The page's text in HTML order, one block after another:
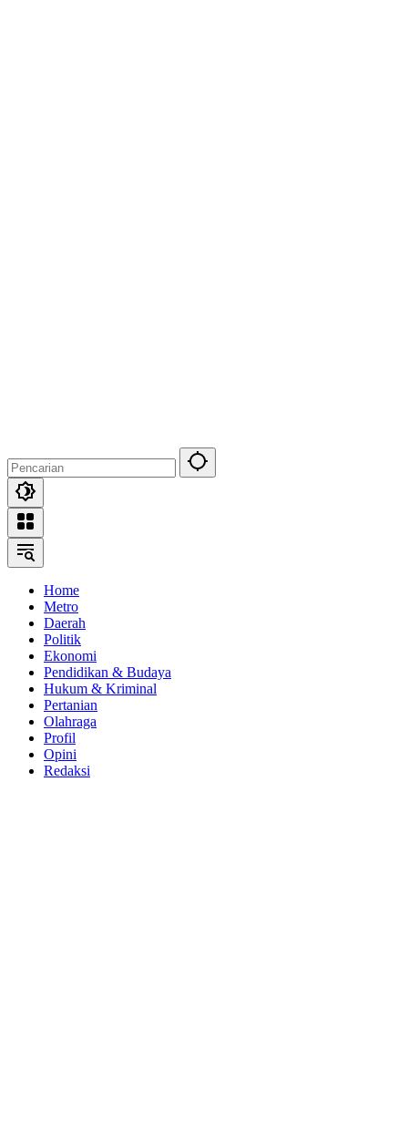
Home
Metro
Daerah
Politik
Ekonomi
Pendidikan & Budaya
Hukum & Kriminal
Pertanian
Olahraga
Profil
Opini
Redaksi